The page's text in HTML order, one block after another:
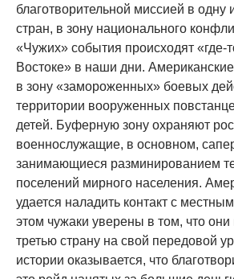
благотворительной миссией в одну
стран, в зону национального
«Чужих» события происходят «где-
Востоке» в наши дни.
в зону «замороженных» боевых
территории вооруженных
детей. Буферную зону охраняют
военнослужащие, в основном,
занимающиеся разминированием
поселений мирного населения.
удается наладить контакт с
этом чужаки уверены в том, что
третью страну на свой передовой
истории оказывается, что